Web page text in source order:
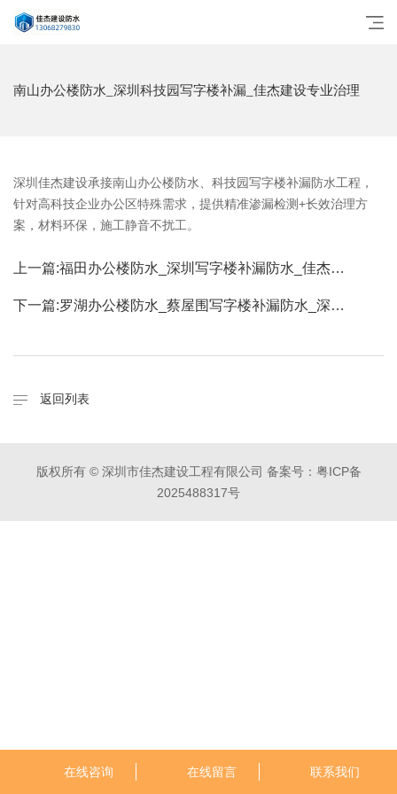
南山办公楼防水_深圳科技园写字楼补漏_佳杰建设专业治理
深圳佳杰建设承接南山办公楼防水、科技园写字楼补漏防水工程，
针对高科技企业办公区特殊需求，提供精准渗漏检测+长效治理方
案，材料环保，施工静音不扰工。
上一篇:福田办公楼防水_深圳写字楼补漏防水_佳杰…
下一篇:罗湖办公楼防水_蔡屋围写字楼补漏防水_深…
返回列表
版权所有 © 深圳市佳杰建设工程有限公司 备案号：粤ICP备
2025488317号
在线咨询 在线留言 联系我们